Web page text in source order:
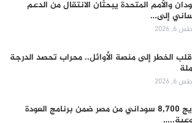
والأمم المتحدة يبحثان الانتقال من الدعم
إلى…
2026
الخطر إلى منصة الأوائل.. محراب تحصد الدرجة
2026
تفويج 8,700 سوداني من مصر ضمن برنامج العودة